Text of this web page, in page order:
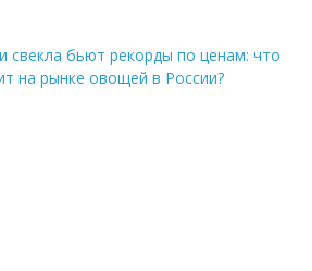
свекла бьют рекорды по ценам: что
на рынке овощей в России?